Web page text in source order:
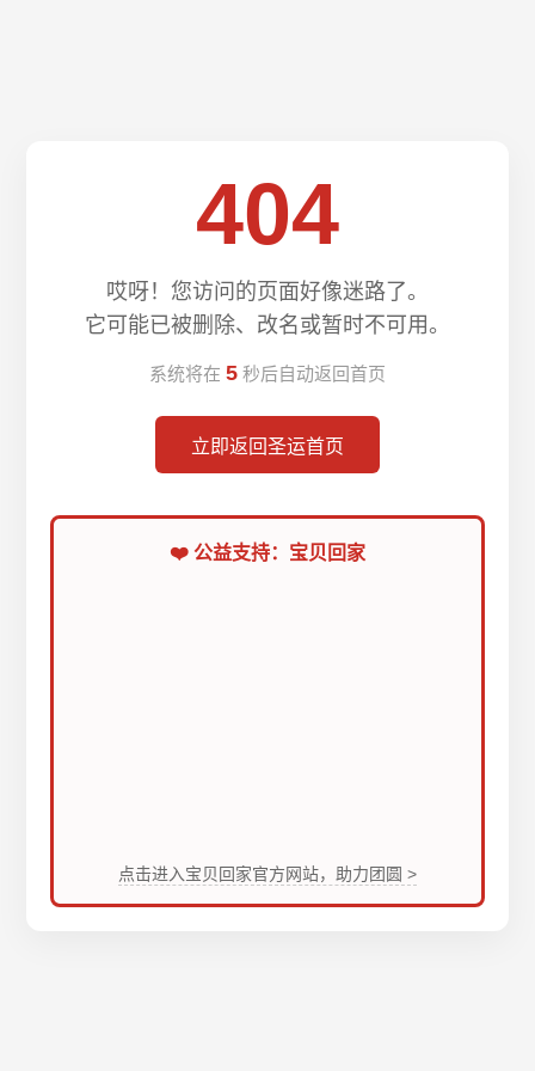
404
哎呀！您访问的页面好像迷路了。
它可能已被删除、改名或暂时不可用。
系统将在 5 秒后自动返回首页
立即返回圣运首页
❤️ 公益支持：宝贝回家
点击进入宝贝回家官方网站，助力团圆 >